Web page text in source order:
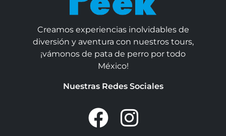
Creamos experiencias inolvidables de
diversión y aventura con nuestros tours,
¡vámonos de pata de perro por todo
México!
Nuestras Redes Sociales